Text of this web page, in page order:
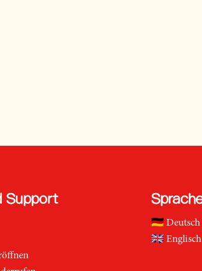
Support
🇩🇪 Deutsch
🇬🇧 Englisch